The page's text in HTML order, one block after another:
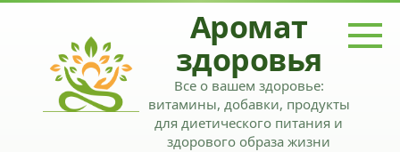
Перейти
Аромат
здоровья
Все о вашем здоровье:
витамины, добавки, продукты
для диетического питания и
здорового образа жизни